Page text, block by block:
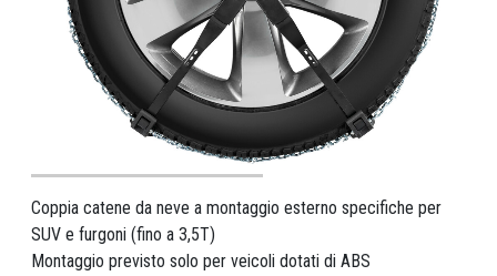
Coppia catene da neve a montaggio esterno specifiche per
SUV e furgoni (fino a 3,5T)
Montaggio previsto solo per veicoli dotati di ABS